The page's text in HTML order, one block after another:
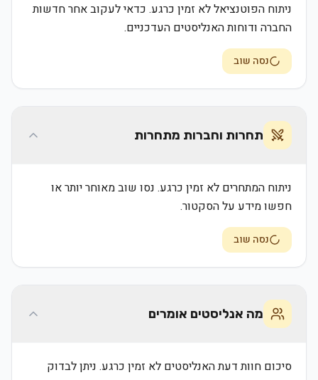
ניתוח הפוטנציאל לא זמין כרגע. כדאי לעקוב אחר חדשות
החברה ודוחות האנליסטים העדכניים.
נסה שוב
תחרות וחברות מתחרות
ניתוח המתחרים לא זמין כרגע. נסו שוב מאוחר יותר או
חפשו מידע על הסקטור.
נסה שוב
מה אנליסטים אומרים
סיכום חוות דעת האנליסטים לא זמין כרגע. ניתן לבדוק